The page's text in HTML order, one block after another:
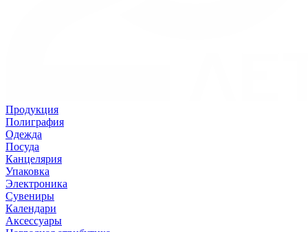
Продукция
Полиграфия
Одежда
Посуда
Канцелярия
Упаковка
Электроника
Сувениры
Календари
Аксессуары